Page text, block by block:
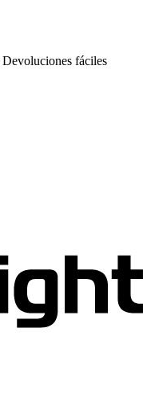
Devoluciones fáciles